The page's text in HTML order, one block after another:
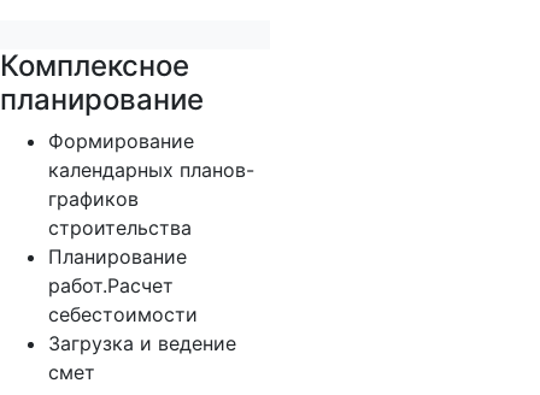
Комплексное
планирование
Формирование
календарных планов-
графиков
строительства
Планирование
работ.Расчет
себестоимости
Загрузка и ведение
смет